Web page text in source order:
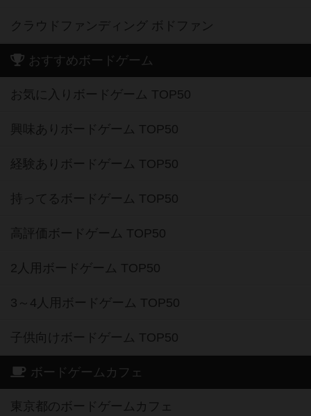
クラウドファンディング ボドファン
おすすめボードゲーム
お気に入りボードゲーム TOP50
興味ありボードゲーム TOP50
経験ありボードゲーム TOP50
持ってるボードゲーム TOP50
高評価ボードゲーム TOP50
2人用ボードゲーム TOP50
3～4人用ボードゲーム TOP50
子供向けボードゲーム TOP50
ボードゲームカフェ
東京都のボードゲームカフェ